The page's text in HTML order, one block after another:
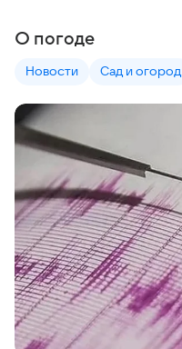
О погоде
Новости Сад и огород